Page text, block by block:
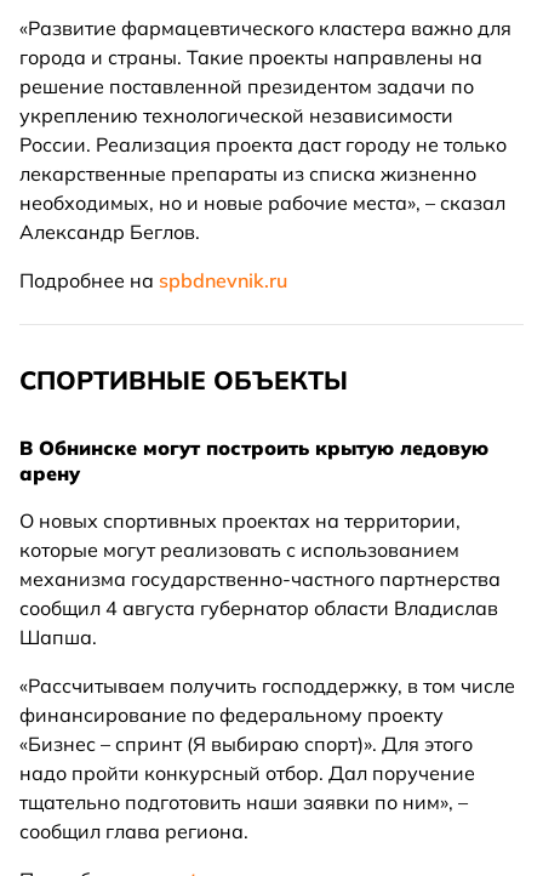
«Развитие фармацевтического кластера важно для
города и страны. Такие проекты направлены на
решение поставленной президентом задачи по
укреплению технологической независимости
России. Реализация проекта даст городу не только
лекарственные препараты из списка жизненно
необходимых, но и новые рабочие места», – сказал
Александр Беглов.
Подробнее на spbdnevnik.ru
СПОРТИВНЫЕ ОБЪЕКТЫ
В Обнинске могут построить крытую ледовую
арену
О новых спортивных проектах на территории,
которые могут реализовать с использованием
механизма государственно-частного партнерства
сообщил 4 августа губернатор области Владислав
Шапша.
«Рассчитываем получить господдержку, в том числе
финансирование по федеральному проекту
«Бизнес – спринт (Я выбираю спорт)». Для этого
надо пройти конкурсный отбор. Дал поручение
тщательно подготовить наши заявки по ним», –
сообщил глава региона.